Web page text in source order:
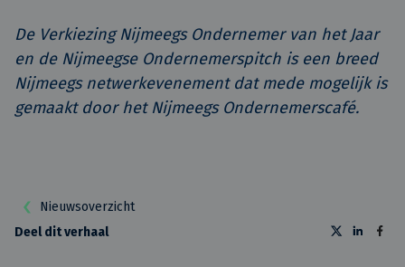
De Verkiezing Nijmeegs Ondernemer van het Jaar
en de Nijmeegse Ondernemerspitch is een breed
Nijmeegs netwerkevenement dat mede mogelijk is
gemaakt door het Nijmeegs Ondernemerscafé.
Nieuwsoverzicht
Deel dit verhaal